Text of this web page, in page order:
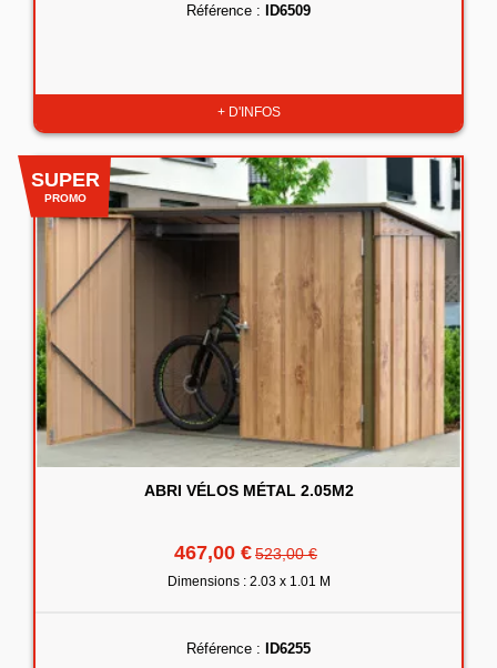
Référence : ID6509
+ D'INFOS
SUPER
PROMO
ABRI VÉLOS MÉTAL 2.05M2
467,00 €523,00 €
Dimensions : 2.03 x 1.01 M
Référence : ID6255